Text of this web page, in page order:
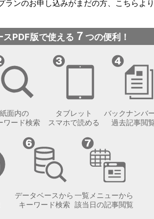
ランのお申し込みがまだの方、こちらよ
スPDF版で使える ７ つの便利！
紙面内の
ワード検索
タブレット
スマホで読める
バックナンバ
過去記事閲
データベースから
キーワード検索
一覧メニューから
該当日の記事閲覧